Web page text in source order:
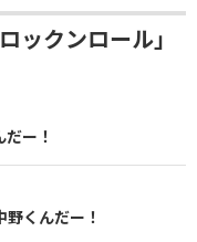
ックンロール」
ー！
くんだー！